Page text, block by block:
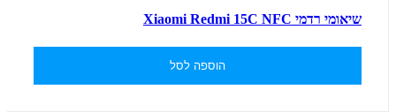
שיאומי רדמי Xiaomi Redmi 15C NFC
הוספה לסל